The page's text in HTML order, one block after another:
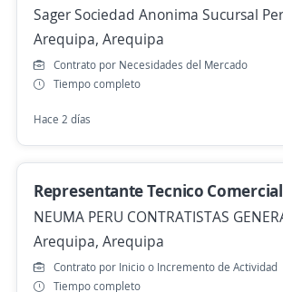
Banco Falabella/ Ejecutivo
Plataforma Arequipa Porongoche
FALABELLA CORPORATIVO PERÚ
Paucarpata, Arequipa
Hace 3 días
Banco Falabella/ Ejecutivo
Plataforma Arequipa Cayma
FALABELLA CORPORATIVO PERÚ
Cayma, Arequipa
Sager Sociedad Anonima Sucursal
Arequipa, Arequipa
Contrato por Necesidades del Mercado
Tiempo completo
Hace 2 días
Representante Tecnico Comercial
NEUMA PERU CONTRATISTAS
Arequipa, Arequipa
Contrato por Inicio o Incremento de Actividad
Tiempo completo